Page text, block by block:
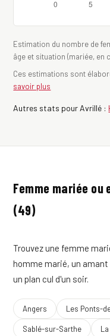
Estimation du nombre de
âge et situation (mariée, en
Ces estimations sont
savoir plus
Autres stats pour Avrillé :
Femme mariée
(49)
Trouvez une femme
homme marié, un
un plan cul d'un soir.
Angers Les Ponts-
Sablé-sur-Sarthe